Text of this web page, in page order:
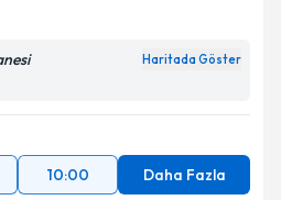
işlenmesine ilişkin
ve kişisel verilerimin belirtilen
kabul ediyorum.
Haritada Göster
10:00 Daha Fazla